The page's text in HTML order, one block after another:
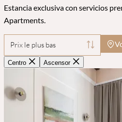
Estancia exclusiva con servicios
Apartments.
Prix le plus bas
Centro Ascensor